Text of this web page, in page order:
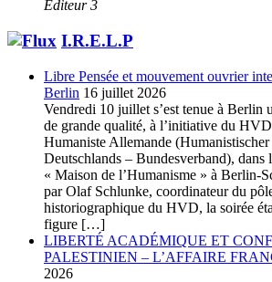
Editeur 3
I.R.E.L.P
Libre Pensée et mouvement ouvrier
Berlin 16 juillet 2026
Vendredi 10 juillet s’est tenue à Berlin
de grande qualité, à l’initiative du
Humaniste Allemande (Humanistischer
Deutschlands – Bundesverband), dans
« Maison de l’Humanisme » à Berlin-
par Olaf Schlunke, coordinateur du
historiographique du HVD, la soirée
figure […]
LIBERTÉ ACADÉMIQUE ET
PALESTINIEN – L’AFFAIRE
2026